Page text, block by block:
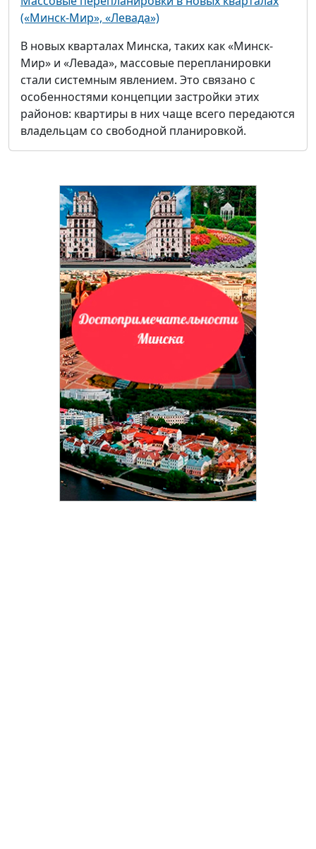
(«Минск-Мир», «Левада»)
В новых кварталах Минска, таких как «Минск-
Мир» и «Левада», массовые перепланировки
стали системным явлением. Это связано с
особенностями концепции застройки этих
районов: квартиры в них чаще всего передаются
владельцам со свободной планировкой.